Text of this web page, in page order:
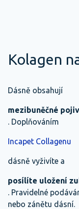
Kolagen
Dásně obsahují
mezibuněčné
. Doplňováním
Incapet Collagenu
dásně vyživíte a
posílíte uložení
. Pravidelné
nebo zánětu dásní.